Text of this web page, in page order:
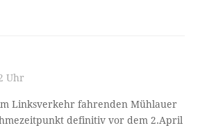
Uhr
Linksverkehr fahrenden Mühlauer
definitiv vor dem 2.April